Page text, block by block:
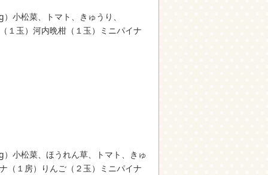
小松菜、トマト、きゅうり、
１玉）河内晩柑（１玉）ミニパイナ
小松菜、ほうれん草、トマト、きゅ
（１房）りんご（２玉）ミニパイナ